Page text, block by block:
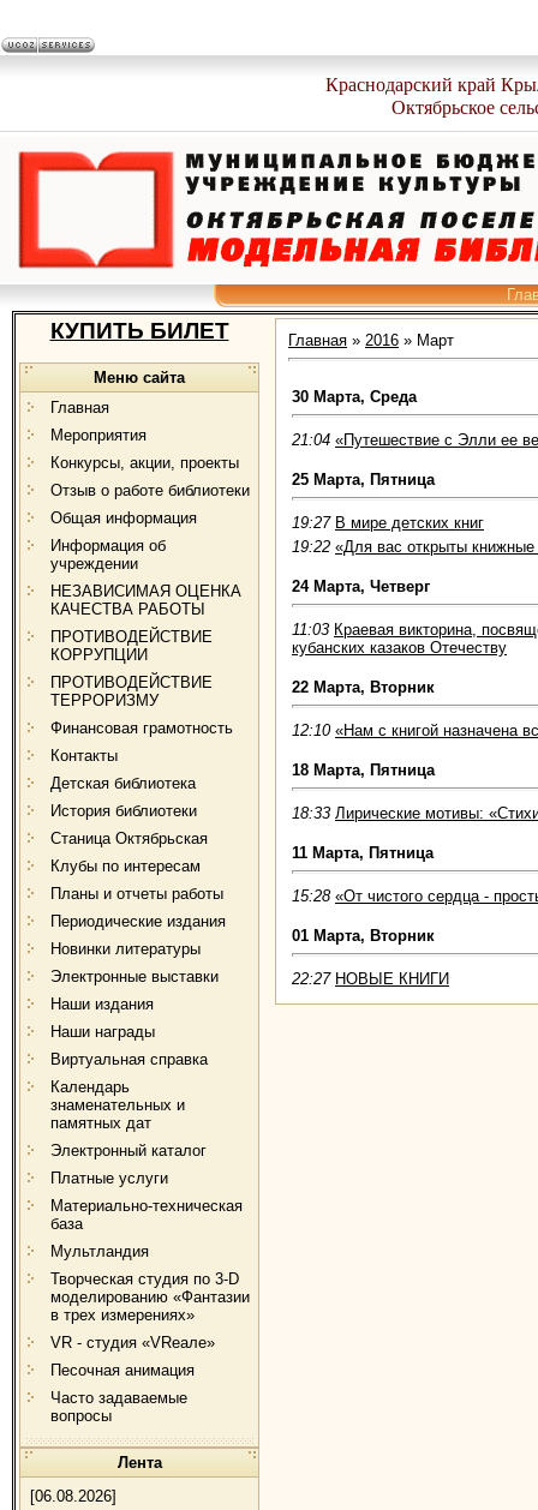
Краснодарский край
Октябрьское
КУПИТЬ БИЛЕТ
Меню сайта
Главная
Мероприятия
Конкурсы, акции, проекты
Отзыв о работе библиотеки
Общая информация
Информация об
учреждении
НЕЗАВИСИМАЯ ОЦЕНКА
КАЧЕСТВА РАБОТЫ
ПРОТИВОДЕЙСТВИЕ
КОРРУПЦИИ
ПРОТИВОДЕЙСТВИЕ
ТЕРРОРИЗМУ
Финансовая грамотность
Контакты
Детская библиотека
История библиотеки
Станица Октябрьская
Клубы по интересам
Планы и отчеты работы
Периодические издания
Новинки литературы
Электронные выставки
Наши издания
Наши награды
Виртуальная справка
Календарь
знаменательных и
памятных дат
Электронный каталог
Платные услуги
Материально-техническая
база
Мультландия
Творческая студия по 3-D
моделированию «Фантазии
в трех измерениях»
VR - студия «VRеале»
Песочная анимация
Часто задаваемые
вопросы
Лента
[06.08.2026]
Главная » 2016 » Март
30 Марта, Среда
21:04 «Путешествие с Элли ее
25 Марта, Пятница
19:27 В мире детских книг
19:22 «Для вас открыты книжные
24 Марта, Четверг
11:03 Краевая викторина,
кубанских казаков Отечеству
22 Марта, Вторник
12:10 «Нам с книгой назначена
18 Марта, Пятница
18:33 Лирические мотивы:
11 Марта, Пятница
15:28 «От чистого сердца -
01 Марта, Вторник
22:27 НОВЫЕ КНИГИ